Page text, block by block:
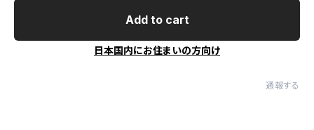
Add to cart
日本国内にお住まいの方向け
通報する